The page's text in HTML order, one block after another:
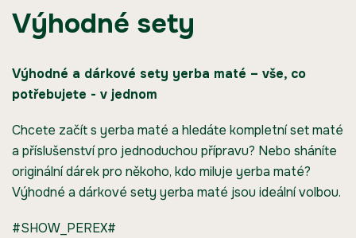
výhodné sety
Výhodné a dárkové sety yerba maté – vše, co
potřebujete - v jednom
Chcete začít s yerba maté a hledáte kompletní set maté
a příslušenství pro jednoduchou přípravu? Nebo sháníte
originální dárek pro někoho, kdo miluje yerba maté?
Výhodné a dárkové sety yerba maté jsou ideální volbou.
#SHOW_PEREX#